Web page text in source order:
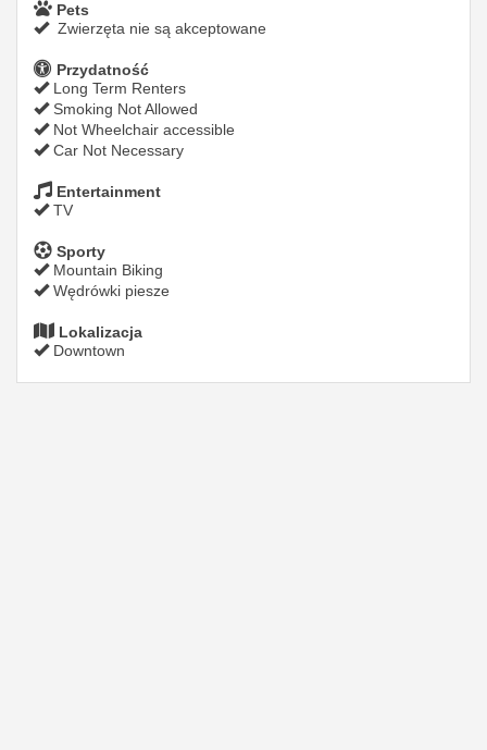
Pets
Zwierzęta nie są akceptowane
Przydatność
Long Term Renters
Smoking Not Allowed
Not Wheelchair accessible
Car Not Necessary
Entertainment
TV
Sporty
Mountain Biking
Wędrówki piesze
Lokalizacja
Downtown